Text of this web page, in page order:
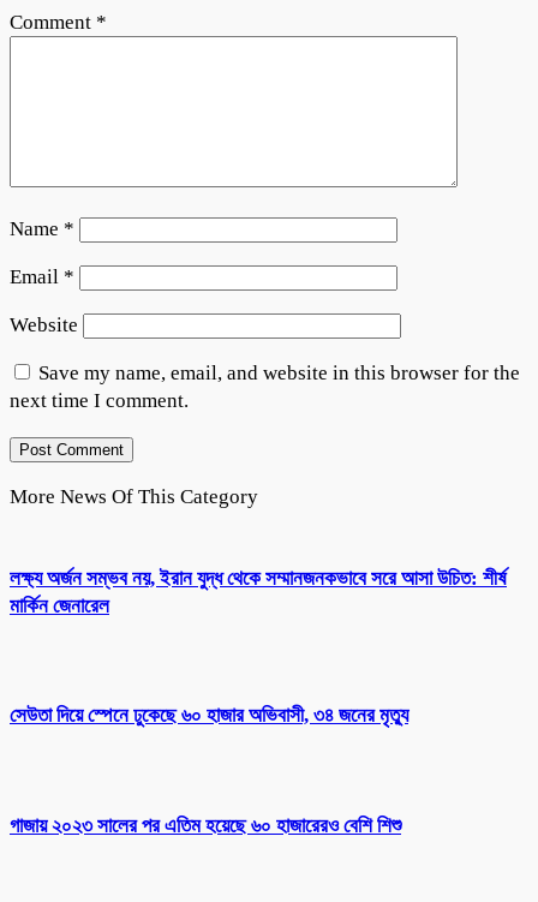
Comment *
Name *
Email *
Website
Save my name, email, and website in this browser for the
next time I comment.
More News Of This Category
লক্ষ্য অর্জন সম্ভব নয়, ইরান যুদ্ধ থেকে সম্মানজনকভাবে সরে আসা উচিত: শীর্ষ
মার্কিন জেনারেল
সেউতা দিয়ে স্পেনে ঢুকেছে ৬০ হাজার অভিবাসী, ৩৪ জনের মৃত্যু
গাজায় ২০২৩ সালের পর এতিম হয়েছে ৬০ হাজারেরও বেশি শিশু